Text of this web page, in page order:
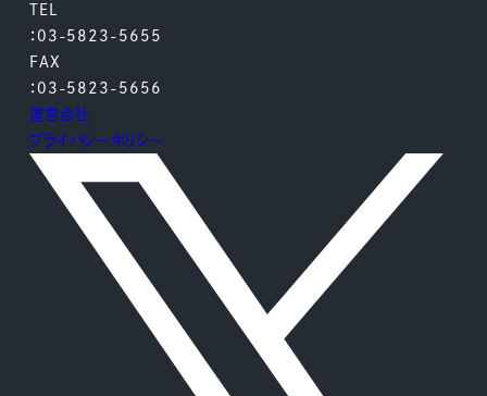
TEL
：03-5823-5655
FAX
：03-5823-5656
運営会社
プライバシーポリシー